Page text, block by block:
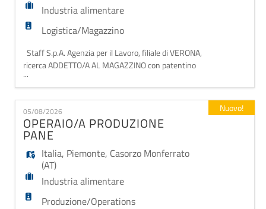
IT
ES
PT
Industria alimentare
Logistica/Magazzino
Staff S.p.A. Agenzia per il Lavoro, filiale di VERONA,
ricerca ADDETTO/A AL MAGAZZINO con patentino
del muletto. Verrai inserito/a all'interno di una
storica e consolidata azienda operante nel settore
alimentare e ti occuperai di tutte le operazioni
necessarie per il ricevimento e la spedizione delle
merci, in particolare: - Gestire il carico,
...
05/08/2026
OPERAIO/A PRODUZIONE
PANE
Italia, Piemonte, Casorzo Monferrato
(AT)
Industria alimentare
Produzione/Operations
Nuovo!